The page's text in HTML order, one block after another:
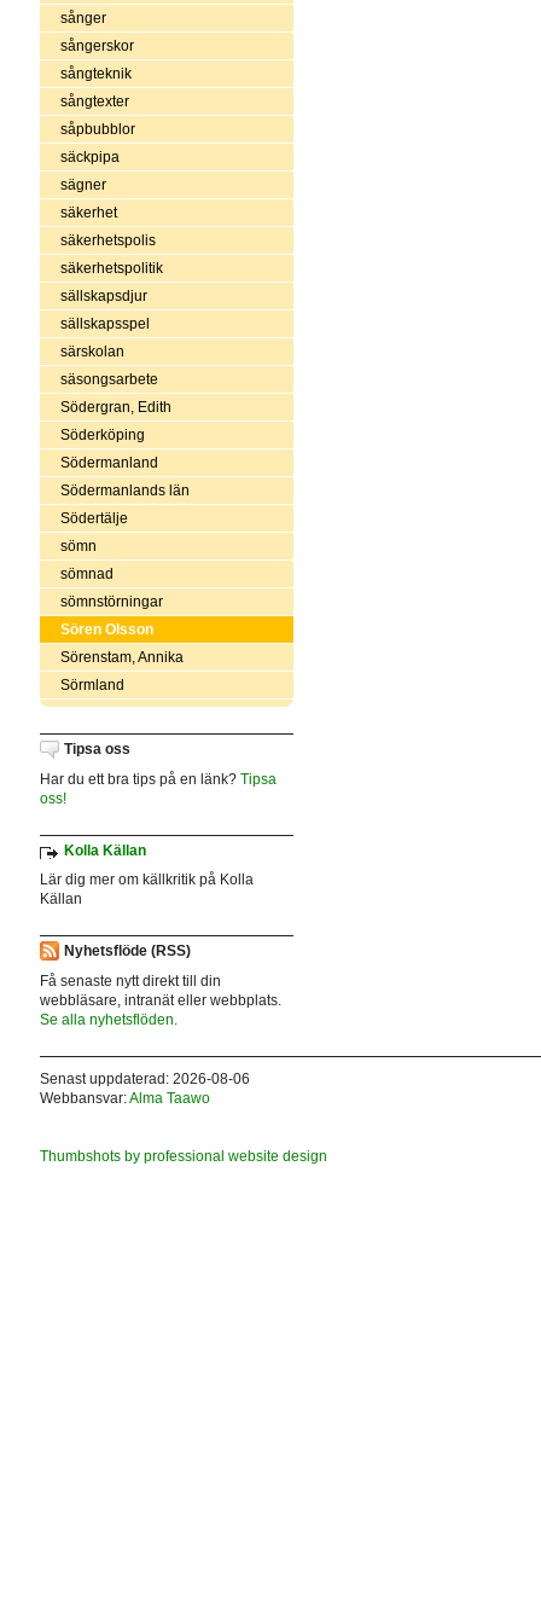
sånger
sångerskor
sångteknik
sångtexter
såpbubblor
säckpipa
sägner
säkerhet
säkerhetspolis
säkerhetspolitik
sällskapsdjur
sällskapsspel
särskolan
säsongsarbete
Södergran, Edith
Söderköping
Södermanland
Södermanlands län
Södertälje
sömn
sömnad
sömnstörningar
Sören Olsson
Sörenstam, Annika
Sörmland
Tipsa oss
Har du ett bra tips på en länk? Tipsa
oss!
Kolla Källan
Lär dig mer om källkritik på Kolla
Källan
Nyhetsflöde (RSS)
Få senaste nytt direkt till din
webbläsare, intranät eller webbplats.
Se alla nyhetsflöden.
Senast uppdaterad: 2026-08-06
Webbansvar:Alma Taawo
Thumbshots by professional website design